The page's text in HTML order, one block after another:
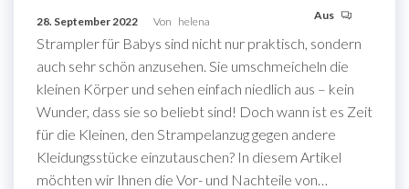
28. September 2022 Von helena Aus
Strampler für Babys sind nicht nur praktisch, sondern
auch sehr schön anzusehen. Sie umschmeicheln die
kleinen Körper und sehen einfach niedlich aus – kein
Wunder, dass sie so beliebt sind! Doch wann ist es Zeit
für die Kleinen, den Strampelanzug gegen andere
Kleidungsstücke einzutauschen? In diesem Artikel
möchten wir Ihnen die Vor- und Nachteile von…